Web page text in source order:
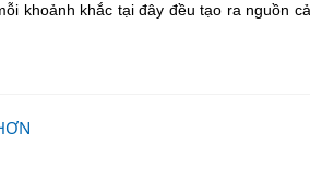
khoảnh khắc tại đây đều tạo ra nguồn